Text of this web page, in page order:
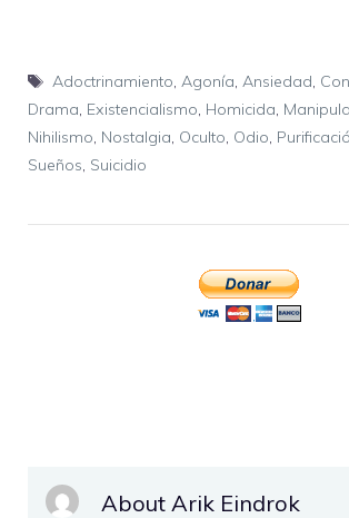
Etiquetas
Adoctrinamiento, Agonía, Ansiedad,
Drama, Existencialismo, Homicida,
Nihilismo, Nostalgia, Oculto, Odio,
Sueños, Suicidio
About Arik Eindrok